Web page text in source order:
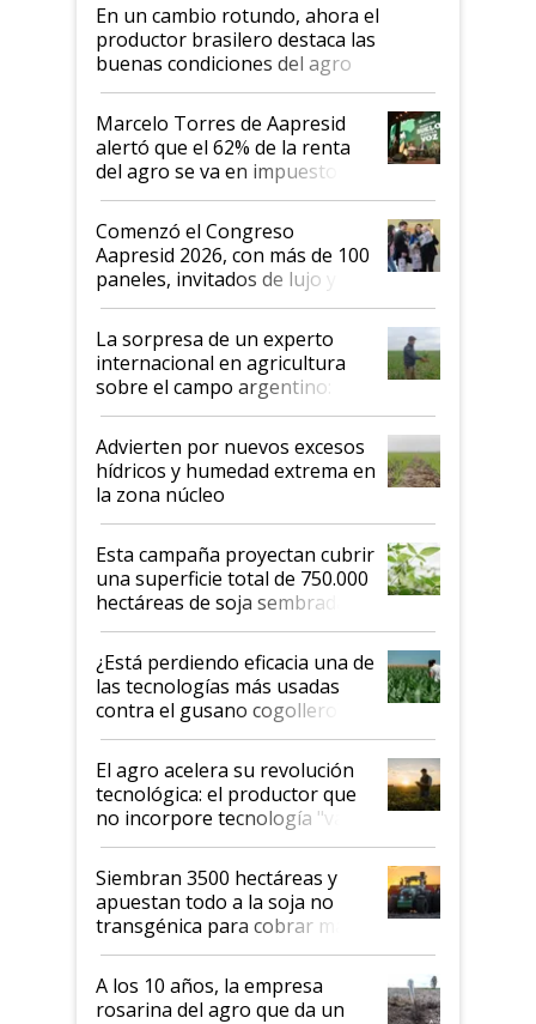
En un cambio rotundo, ahora el
productor brasilero destaca las
buenas condiciones del agro
argentino para invertir: "Los veo
más motivados"
Marcelo Torres de Aapresid
alertó que el 62% de la renta
del agro se va en impuestos:
"No es bueno que en
Argentina se sigan discutiendo
las mismas cosas de hace 50
años"
Comenzó el Congreso
Aapresid 2026, con más de 100
paneles, invitados de lujo y
todas las tendencias
La sorpresa de un experto
internacional en agricultura
sobre el campo argentino:
"Estoy muy impresionado"
Advierten por nuevos excesos
hídricos y humedad extrema en
la zona núcleo
Esta campaña proyectan cubrir
una superficie total de 750.000
hectáreas de soja sembradas
con una nueva generación de
variedades que marcan un
salto tecnológico en genética y
rendimiento
¿Está perdiendo eficacia una de
las tecnologías más usadas
contra el gusano cogollero? El
desafío de una tecnología clave
El agro acelera su revolución
tecnológica: el productor que
no incorpore tecnología "va a
perder el tren"
Siembran 3500 hectáreas y
apuestan todo a la soja no
transgénica para cobrar más
por tonelada: compraron un
semillero
A los 10 años, la empresa
rosarina del agro que da un